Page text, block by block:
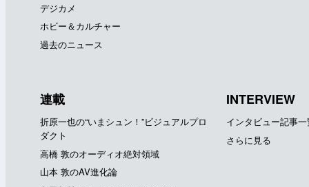
デジカメ
ホビー＆カルチャー
過去のニュース
連載
折原一也の“いまシュン！”ビジュアルプロ
ダクト
高橋 敦のオーディオ絶対領域
山本 敦のAV進化論
INTERVIEW
インタビュー記事
さらに見る